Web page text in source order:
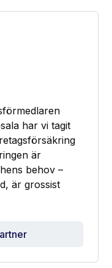
har vi tagit
är
behov –
är grossist